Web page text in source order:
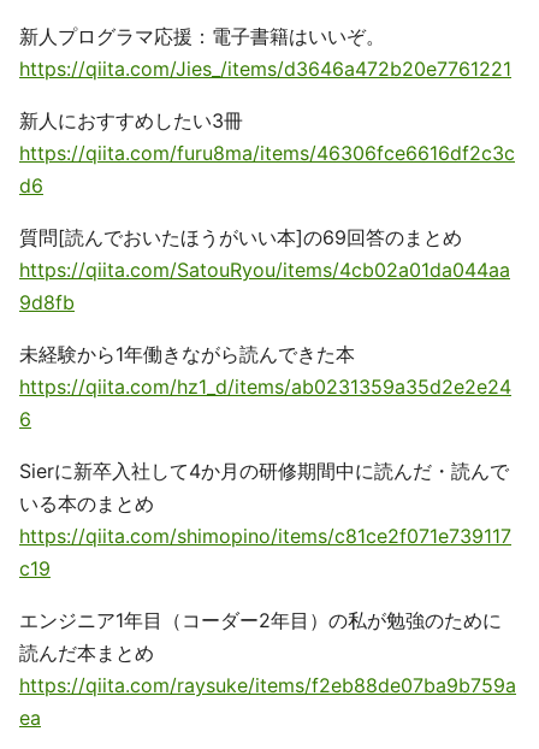
新人プログラマ応援：電子書籍はいいぞ。
https://qiita.com/Jies_/items/d3646a472b20e7761221
新人におすすめしたい3冊
https://qiita.com/furu8ma/items/46306fce6616df2c3c
d6
質問[読んでおいたほうがいい本]の69回答のまとめ
https://qiita.com/SatouRyou/items/4cb02a01da044aa
9d8fb
未経験から1年働きながら読んできた本
https://qiita.com/hz1_d/items/ab0231359a35d2e2e24
6
Sierに新卒入社して4か月の研修期間中に読んだ・読んで
いる本のまとめ
https://qiita.com/shimopino/items/c81ce2f071e739117
c19
エンジニア1年目（コーダー2年目）の私が勉強のために
読んだ本まとめ
https://qiita.com/raysuke/items/f2eb88de07ba9b759a
ea